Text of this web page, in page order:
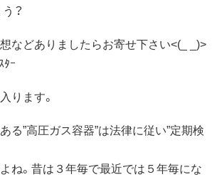
？
などありましたらお寄せ下さい<(_ _)>
ｰ
ります。
る”高圧ガス容器”は法律に従い”定期検
ね。昔は３年毎で最近では５年毎にな